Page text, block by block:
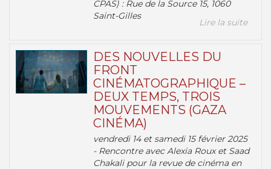
CPAS) : Rue de la Source 15, 1060
Saint-Gilles
Lire la suite
DES NOUVELLES DU
FRONT
CINÉMATOGRAPHIQUE –
DEUX TEMPS, TROIS
MOUVEMENTS (GAZA
CINÉMA)
vendredi 14 et samedi 15 février 2025
- Rencontre avec Alexia Roux et Saad
Chakali pour la revue de cinéma en